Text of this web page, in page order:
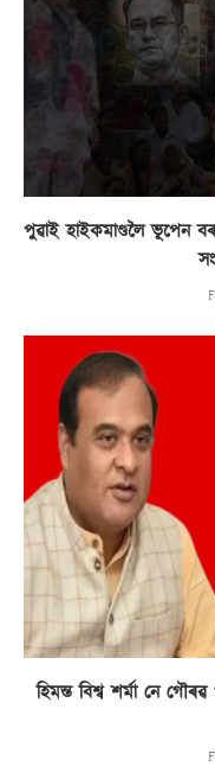
পুৱাই হাইকমাণ্ডলৈ ভূপেন
হিমন্ত বিশ্ব শৰ্মা নে